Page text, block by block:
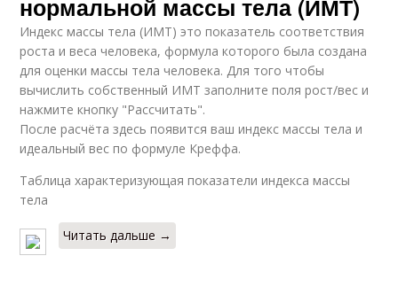
нормальной массы тела (ИМТ)
Индекс массы тела (ИМТ) это показатель соответствия
роста и веса человека, формула которого была создана
для оценки массы тела человека. Для того чтобы
вычислить собственный ИМТ заполните поля рост/вес и
нажмите кнопку "Рассчитать".
После расчёта здесь появится ваш индекс массы тела и
идеальный вес по формуле Креффа.
Таблица характеризующая показатели индекса массы
тела
Читать дальше →